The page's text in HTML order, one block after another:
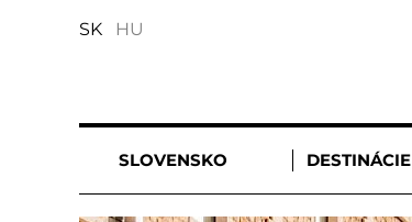
SK HU
SLOVENSKO DESTINÁCIE